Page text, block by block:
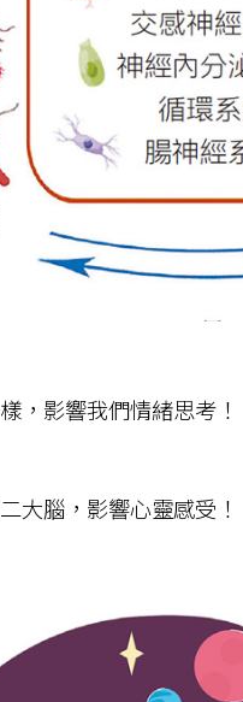
，影響我們情緒思考！
大腦，影響心靈感受！